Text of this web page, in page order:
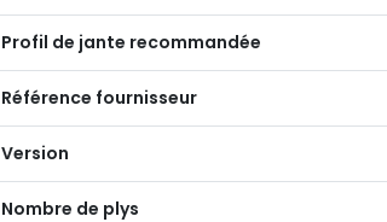
Profil de jante recommandée
Référence fournisseur
Version
Nombre de plys